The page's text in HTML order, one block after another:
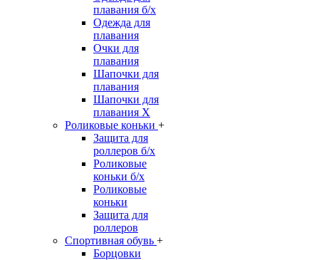
плавания б/х
Одежда для
плавания
Очки для
плавания
Шапочки для
плавания
Шапочки для
плавания Х
Роликовые коньки +
Защита для
роллеров б/х
Роликовые
коньки б/х
Роликовые
коньки
Защита для
роллеров
Спортивная обувь +
Борцовки